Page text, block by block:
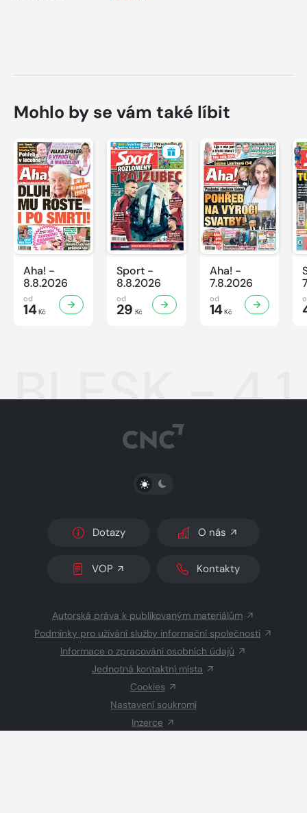
Mohlo by se vám také líbit
Aha! -
8.8.2026
od
14Kč
Sport -
8.8.2026
od
29 Kč
Aha! -
7.8.2026
od
14Kč
BLESK -
PŘEPNOUT SVĚTLÝ/TMAVÝ REŽIM
Dotazy O nás
VOP Kontakty
Autorská práva k publikovaným materiálům
Podmínky pro užívání služby informační společnosti
Informace o zpracování osobních údajů
Jednotná kontaktní místa
Cookies
Nastavení soukromí
Inzerce